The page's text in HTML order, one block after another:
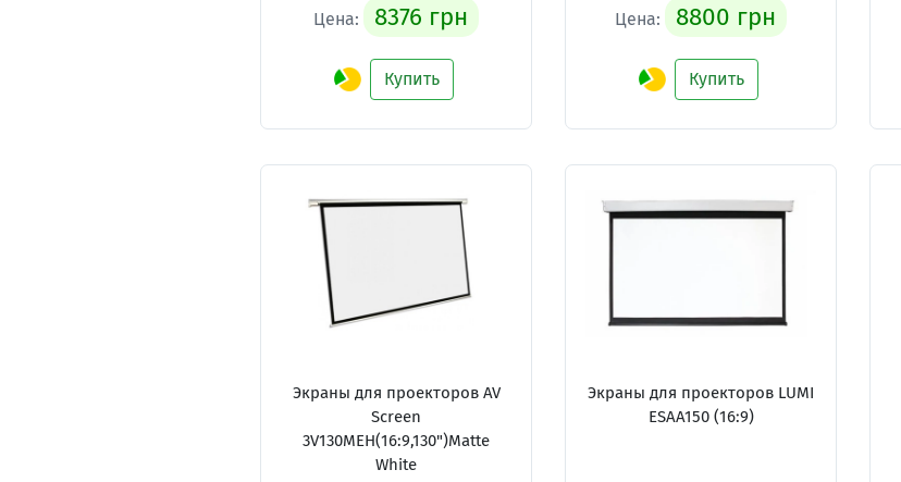
Цена: 8376 грн
Купить
Цена: 8800 грн
Купить
Экраны для проекторов AV
Screen
3V130MEH(16:9,130")Matte
White
Экраны для проекторов LUMI
ESAA150 (16:9)